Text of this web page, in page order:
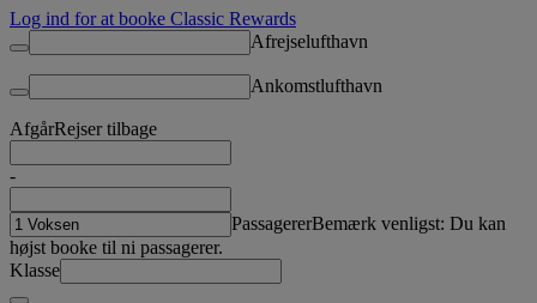
Log ind for at booke Classic Rewards
Afrejselufthavn
Ankomstlufthavn
AfgårRejser tilbage
-
PassagererBemærk venligst: Du kan
højst booke til ni passagerer.
Klasse